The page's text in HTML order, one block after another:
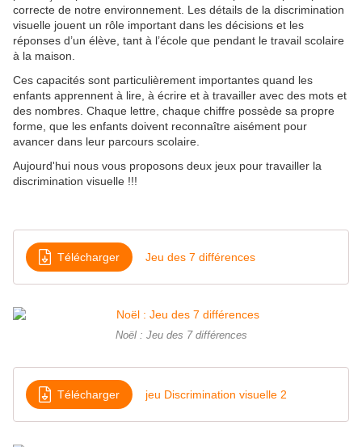
correcte de notre environnement. Les détails de la discrimination
visuelle jouent un rôle important dans les décisions et les
réponses d’un élève, tant à l’école que pendant le travail scolaire
à la maison.
Ces capacités sont particulièrement importantes quand les
enfants apprennent à lire, à écrire et à travailler avec des mots et
des nombres. Chaque lettre, chaque chiffre possède sa propre
forme, que les enfants doivent reconnaître aisément pour
avancer dans leur parcours scolaire.
Aujourd'hui nous vous proposons deux jeux pour travailler la
discrimination visuelle !!!
Télécharger Jeu des 7 différences
Noël : Jeu des 7 différences
Télécharger jeu Discrimination visuelle 2